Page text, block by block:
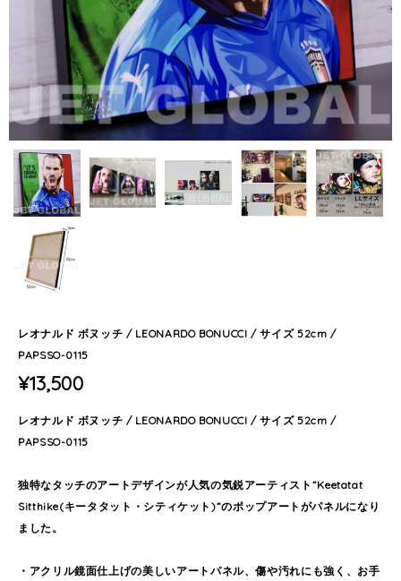
レオナルド ボヌッチ / LEONARDO BONUCCI / サイズ 52cm /
PAPSSO-0115
¥13,500
レオナルド ボヌッチ / LEONARDO BONUCCI / サイズ 52cm /
PAPSSO-0115
独特なタッチのアートデザインが人気の気鋭アーティスト”Keetatat
Sitthike(キータタット・シティケット)”のポップアートがパネルになり
ました。
・アクリル鏡面仕上げの美しいアートパネル、傷や汚れにも強く、お手